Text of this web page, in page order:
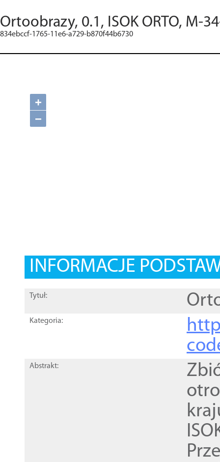
Ortoobrazy, 0.1, ISOK ORTO, M-
834ebccf-1765-11e6-a729-b870f44b6730
+
−
INFORMACJE
Tytuł:
Kategoria:
Abstrakt: